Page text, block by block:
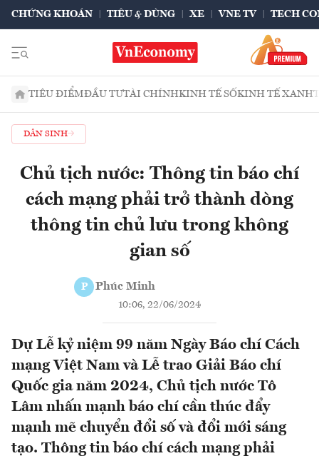
CHỨNG KHOÁN TIÊU & DÙNG XE VNE TV TECH
TIÊU ĐIỂMĐẦU TƯTÀI CHÍNHKINH TẾ SỐKINH TẾ XANH
DÂN SINH
Chủ tịch nước: Thông tin báo chí
cách mạng phải trở thành dòng
thông tin chủ lưu trong không
gian số
P Phúc Minh
10:06, 22/06/2024
Dự Lễ kỷ niệm 99 năm Ngày Báo chí Cách
mạng Việt Nam và Lễ trao Giải Báo chí
Quốc gia năm 2024, Chủ tịch nước Tô
Lâm nhấn mạnh báo chí cần thúc đẩy
mạnh mẽ chuyển đổi số và đổi mới sáng
tạo. Thông tin báo chí cách mạng phải